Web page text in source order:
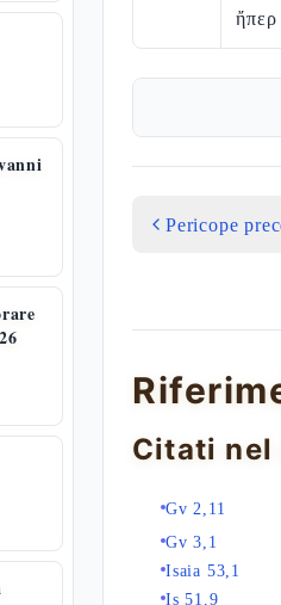
ἤπερ
Pericope
Citati nel
Gv 2,11
Gv 3,1
Isaia 53,1
Is 51,9